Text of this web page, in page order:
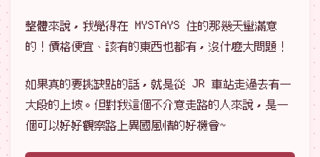
整體來說，我覺得在 MYSTAYS 住的那幾天蠻滿意
的！價格便宜、該有的東西也都有，沒什麼大問題！
如果真的要挑缺點的話，就是從 JR 車站走過去有一
大段的上坡。但對我這個不介意走路的人來說，是一
個可以好好觀察路上異國風情的好機會~